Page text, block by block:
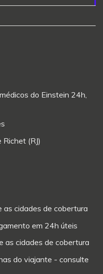
do Einstein 24h,
(RJ)
as cidades de cobertura
em 24h úteis
as cidades de cobertura
do viajante - consulte